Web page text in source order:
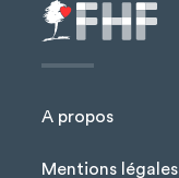
A propos
Mentions légales